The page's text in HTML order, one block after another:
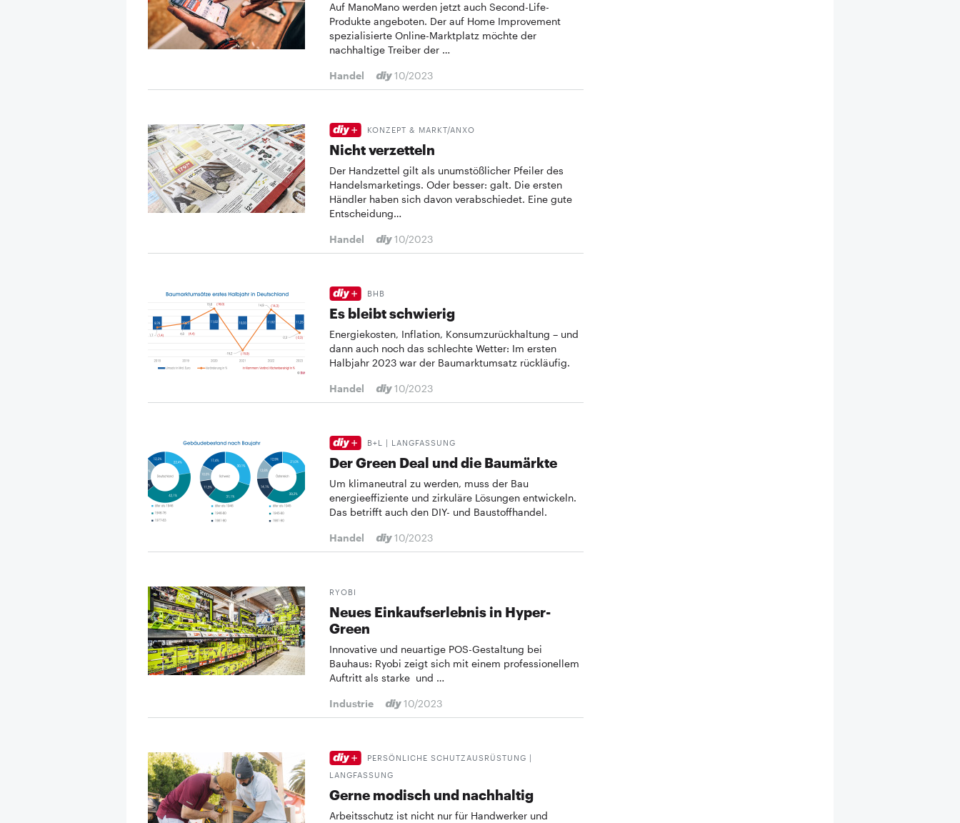
Auf ManoMano werden jetzt auch Second-Life-
Produkte angeboten. Der auf Home Improvement
spezialisierte Online-Marktplatz möchte der
nachhaltige Treiber der …
Handel 10/2023
KONZEPT & MARKT/ANXO
Nicht verzetteln
Der Handzettel gilt als unumstößlicher Pfeiler des
Handelsmarketings. Oder besser: galt. Die ersten
Händler haben sich davon verabschiedet. Eine gute
Entscheidung…
Handel 10/2023
BHB
Es bleibt schwierig
Energiekosten, Inflation, Konsumzurückhaltung – und
dann auch noch das schlechte Wetter: Im ersten
Halbjahr 2023 war der Baumarktumsatz rückläufig.
Handel 10/2023
B+L | LANGFASSUNG
Der Green Deal und die Baumärkte
Um klimaneutral zu werden, muss der Bau
energieeffiziente und zirkuläre Lösungen entwickeln.
Das betrifft auch den DIY- und Baustoffhandel.
Handel 10/2023
RYOBI
Neues Einkaufserlebnis in Hyper-
Green
Innovative und neuartige POS-Gestaltung bei
Bauhaus: Ryobi zeigt sich mit einem professionellem
Auftritt als starke und …
Industrie 10/2023
PERSÖNLICHE SCHUTZAUSRÜSTUNG |
LANGFASSUNG
Gerne modisch und nachhaltig
Arbeitsschutz ist nicht nur für Handwerker und